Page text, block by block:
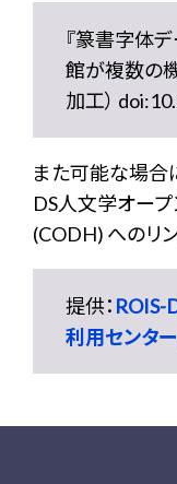
『篆書字体
館が複数の
加工）
また可能な場合
DS人文学オー
(CODH) へのリ
提供： ROIS-
利用センタ